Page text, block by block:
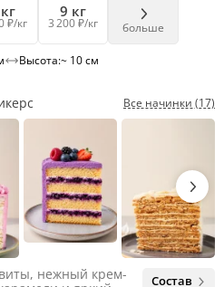
₽/кг
9 кг
3 200 ₽/кг больше
Высота:~ 10 см
Все начинки (17)
нежный крем-
Состав